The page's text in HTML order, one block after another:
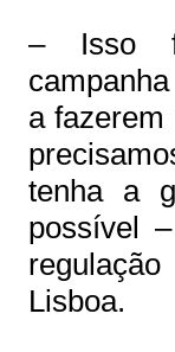
– Isso
a fazerem
tenha a
possível
Lisboa.